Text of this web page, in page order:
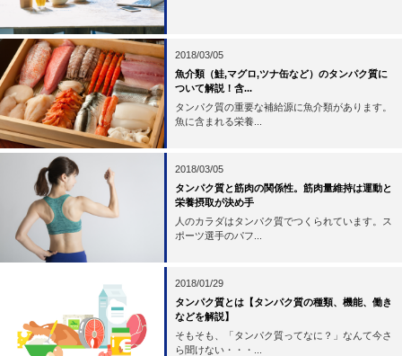
2018/03/05
魚介類（鮭,マグロ,ツナ缶など）のタンパク質に
ついて解説！含...
タンパク質の重要な補給源に魚介類があります。
魚に含まれる栄養...
2018/03/05
タンパク質と筋肉の関係性。筋肉量維持は運動と
栄養摂取が決め手
人のカラダはタンパク質でつくられています。ス
ポーツ選手のパフ...
2018/01/29
タンパク質とは【タンパク質の種類、機能、働き
などを解説】
そもそも、「タンパク質ってなに？」なんて今さ
ら聞けない・・・...